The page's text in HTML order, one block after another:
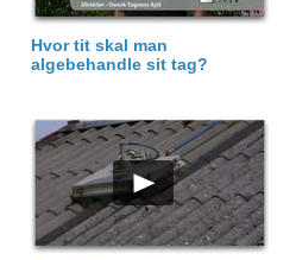
Hvor tit skal man
algebehandle sit tag?